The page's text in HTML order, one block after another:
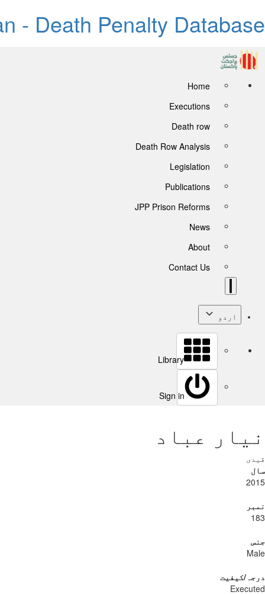
- Death Penalty Database
Home
Executions
Death row
Death Row Analysis
Legislation
Publications
JPP Prison Reforms
News
About
Contact Us
اردو
Library
Sign in
نیار عباد
قیدی
سال
2015
نمبر
183
جنس
Male
درجہ/کیفیت
Executed